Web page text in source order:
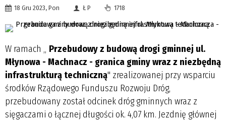
18 Gru 2023, Pon Ł P 1718
W ramach „ Przebudowy z budową drogi gminnej ul.
Młynowa - Machnacz - granica gminy wraz z niezbędną
infrastrukturą techniczną" zrealizowanej przy wsparciu
środków Rządowego Funduszu Rozwoju Dróg,
przebudowany został odcinek dróg gminnych wraz z
sięgaczami o łącznej długości ok. 4,07 km. Jezdnię głównej